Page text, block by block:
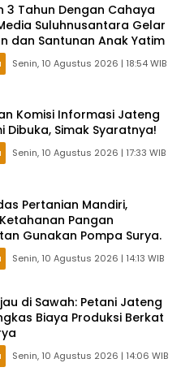
3 Tahun Dengan Cahaya
Suluhnusantara Gelar
dan Santunan Anak Yatim
Senin, 10 Agustus 2026 | 18:54 WIB
Komisi Informasi Jateng
Dibuka, Simak Syaratnya!
Senin, 10 Agustus 2026 | 17:33 WIB
Pertanian Mandiri,
Pangan
Gunakan Pompa Surya.
Senin, 10 Agustus 2026 | 14:13 WIB
di Sawah: Petani Jateng
Biaya Produksi Berkat
Senin, 10 Agustus 2026 | 14:06 WIB